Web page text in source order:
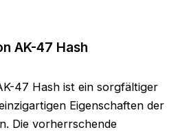
AK-47 Hash
47 Hash ist ein sorgfältiger
Eigenschaften der
Die vorherrschende